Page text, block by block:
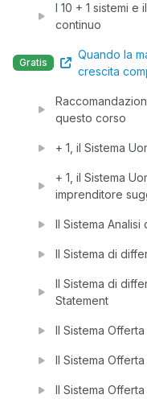
I 10 + 1 sistemi
continuo
Gratis
Quando la
crescita
questo corso
+ 1, il Sistema
+ 1, il Sistema
imprenditore
Il Sistema Analisi
Il Sistema di
Il Sistema di
Statement
Il Sistema
Il Sistema
Il Sistema